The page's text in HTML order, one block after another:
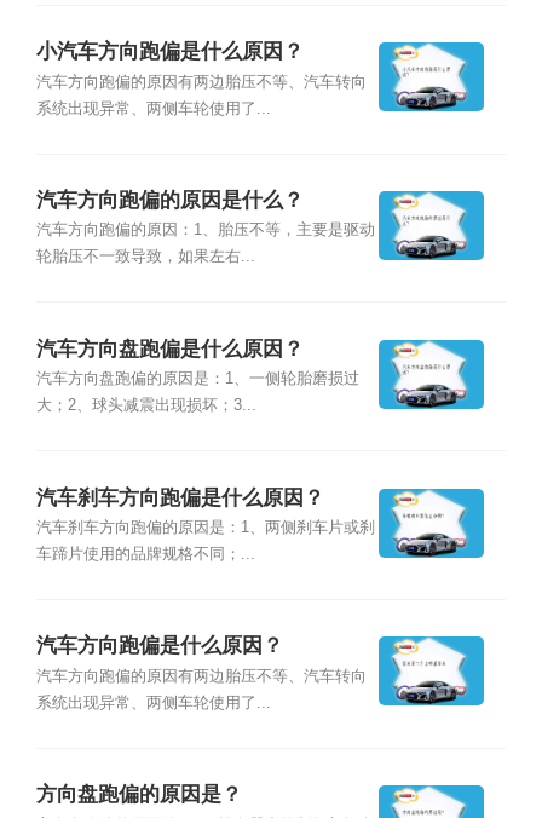
小汽车方向跑偏是什么原因？
汽车方向跑偏的原因有两边胎压不等、汽车转向
系统出现异常、两侧车轮使用了...
汽车方向跑偏的原因是什么？
汽车方向跑偏的原因：1、胎压不等，主要是驱动
轮胎压不一致导致，如果左右...
汽车方向盘跑偏是什么原因？
汽车方向盘跑偏的原因是：1、一侧轮胎磨损过
大；2、球头减震出现损坏；3...
汽车刹车方向跑偏是什么原因？
汽车刹车方向跑偏的原因是：1、两侧刹车片或刹
车蹄片使用的品牌规格不同；...
汽车方向跑偏是什么原因？
汽车方向跑偏的原因有两边胎压不等、汽车转向
系统出现异常、两侧车轮使用了...
方向盘跑偏的原因是？